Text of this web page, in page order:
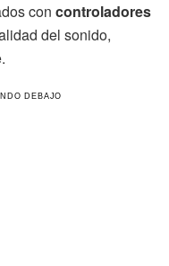
con controladores
del sonido,